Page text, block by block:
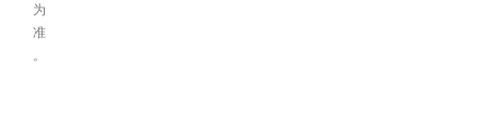
为
准
。